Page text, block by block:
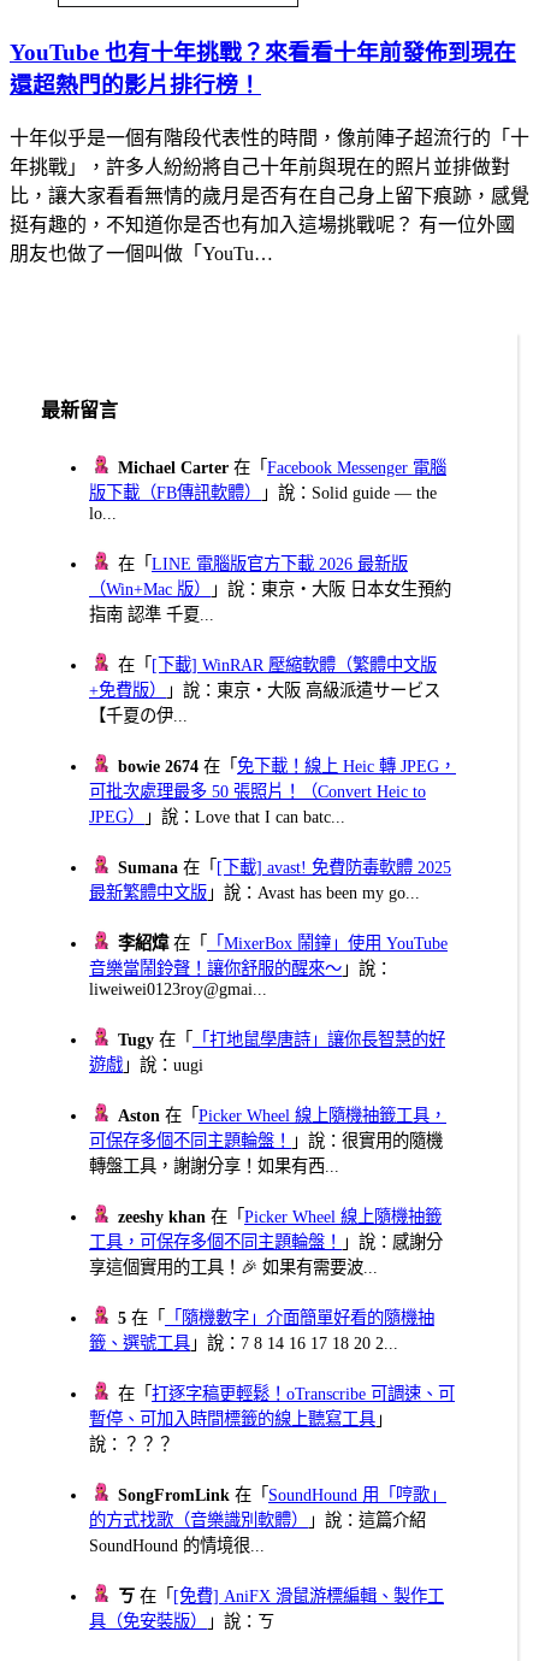
YouTube 也有十年挑戰？來看看十年前發佈到現在
還超熱門的影片排行榜！
十年似乎是一個有階段代表性的時間，像前陣子超流行的「十
年挑戰」，許多人紛紛將自己十年前與現在的照片並排做對
比，讓大家看看無情的歲月是否有在自己身上留下痕跡，感覺
挺有趣的，不知道你是否也有加入這場挑戰呢？ 有一位外國
朋友也做了一個叫做「YouTu…
最新留言
Michael Carter 在「Facebook Messenger 電腦
版下載（FB傳訊軟體）
」說：Solid guide — the
lo...
在「LINE 電腦版官方下載 2026 最新版
（Win+Mac 版）
」說：東京・大阪 日本女生預約
指南 認準 千夏...
在「 [下載] WinRAR 壓縮軟體（繁體中文版
+免費版）
」說：東京・大阪 高級派遣サービス
【千夏の伊...
bowie 2674 在「免下載！線上 Heic 轉 JPEG，
可批次處理最多 50 張照片！（Convert Heic to
JPEG）
」說：Love that I can batc...
Sumana 在「 [下載] avast! 免費防毒軟體 2025
最新繁體中文版 」說：Avast has been my go...
李紹煒在「
「MixerBox 鬧鐘」使用 YouTube
音樂當鬧鈴聲！讓你舒服的醒來～ 」說：
liweiwei0123roy@gmai...
Tugy 在「
「打地鼠學唐詩」讓你長智慧的好
遊戲 」說：uugi
Aston 在「Picker Wheel 線上隨機抽籤工具，
可保存多個不同主題輪盤！
」說：很實用的隨機
轉盤工具，謝謝分享！如果有西...
zeeshy khan 在「Picker Wheel 線上隨機抽籤
工具，可保存多個不同主題輪盤！
」說：感謝分
享這個實用的工具！🎉 如果有需要波...
5 在「
「隨機數字」介面簡單好看的隨機抽
籤、選號工具 」說：7 8 14 16 17 18 20 2...
在「打逐字稿更輕鬆！oTranscribe 可調速、可
暫停、可加入時間標籤的線上聽寫工具 」
說：？？？
SongFromLink 在「 SoundHound 用「哼歌」
的方式找歌（音樂識別軟體）
」說：這篇介紹
SoundHound 的情境很...
ㄎ 在「 [免費] AniFX 滑鼠游標編輯、製作工
具（免安裝版）
」說：ㄎ